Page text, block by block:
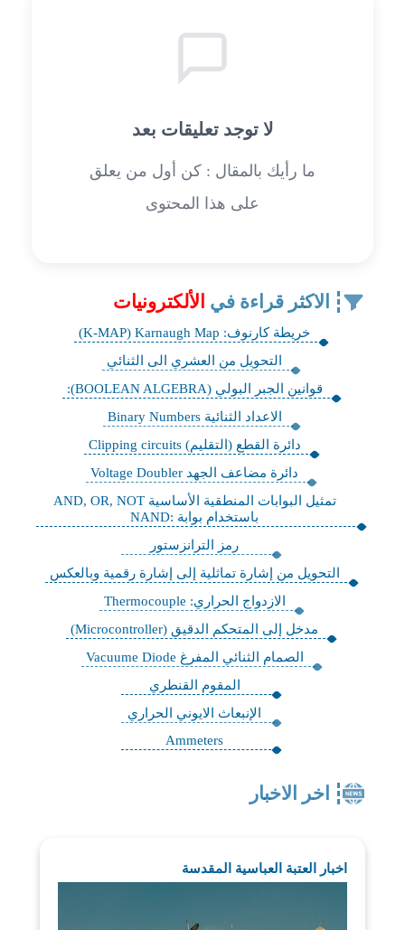
لا توجد تعليقات بعد
ما رأيك بالمقال : كن أول من يعلق
على هذا المحتوى
الاكثر قراءة في الألكترونيات
خريطة كارنوف: K-MAP) Karnaugh Map)
التحويل من العشري الى الثنائي
قوانين الجبر البولي (BOOLEAN ALGEBRA):
الاعداد الثنائية Binary Numbers
دائرة القطع (التقليم) Clipping circuits
دائرة مضاعف الجهد Voltage Doubler
تمثيل البوابات المنطقية الأساسية AND, OR, NOT
باستخدام بوابة :NAND
رمز الترانزستور
التحويل من إشارة تماثلية إلى إشارة رقمية وبالعكس
الازدواج الحراري: Thermocouple
مدخل إلى المتحكم الدقيق (Microcontroller)
الصمام الثنائي المفرغ Vacuume Diode
المقوم القنطري
الإنبعاث الايوني الحراري
Ammeters
اخر الاخبار
اخبار العتبة العباسية المقدسة